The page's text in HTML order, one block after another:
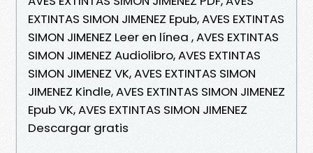
EXTINTAS SIMON JIMENEZ Epub, AVES EXTINTAS
SIMON JIMENEZ Leer en línea , AVES EXTINTAS
SIMON JIMENEZ Audiolibro, AVES EXTINTAS
SIMON JIMENEZ VK, AVES EXTINTAS SIMON
JIMENEZ Kindle, AVES EXTINTAS SIMON JIMENEZ
Epub VK, AVES EXTINTAS SIMON JIMENEZ
Descargar gratis